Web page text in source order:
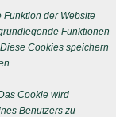
der Website
Funktionen
Cookies speichern
Cookie wird
Benutzers zu